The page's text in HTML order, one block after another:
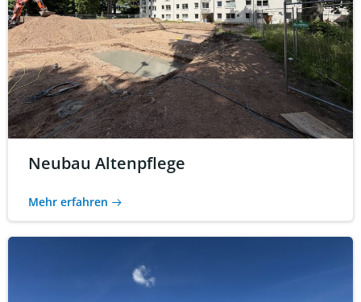
Neubau Altenpflege
Mehr erfahren